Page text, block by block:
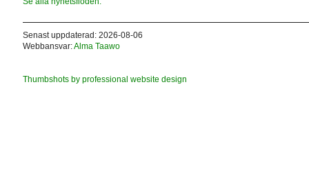
Senast uppdaterad: 2026-08-06
Webbansvar:Alma Taawo
Thumbshots by professional website design